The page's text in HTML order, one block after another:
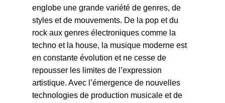
englobe une grande variété de genres, de
styles et de mouvements. De la pop et du
rock aux genres électroniques comme la
techno et la house, la musique moderne est
en constante évolution et ne cesse de
repousser les limites de l’expression
artistique. Avec l’émergence de nouvelles
technologies de production musicale et de